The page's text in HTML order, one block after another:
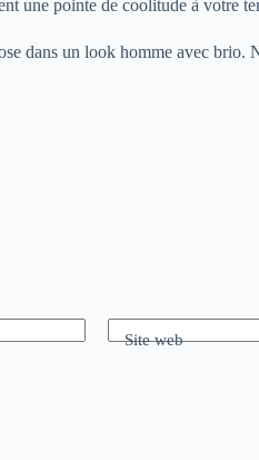
une pointe de coolitude à votre
dans un look homme avec brio.
Site web